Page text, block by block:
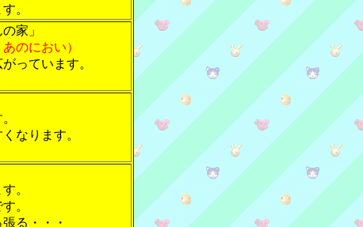
。
家」
のにおい）
っています。
なります。
。
。
る・・・